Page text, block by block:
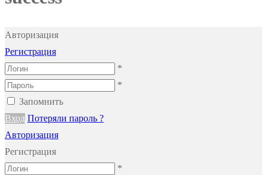
Авторизация
Регистрация
*
*
Запомнить
Вход Потеряли пароль ?
Авторизация
Регистрация
*